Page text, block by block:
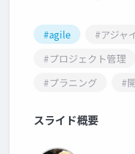
#agile
#アジャ
#プロジェクト管理
#プラニング
#
スライド概要